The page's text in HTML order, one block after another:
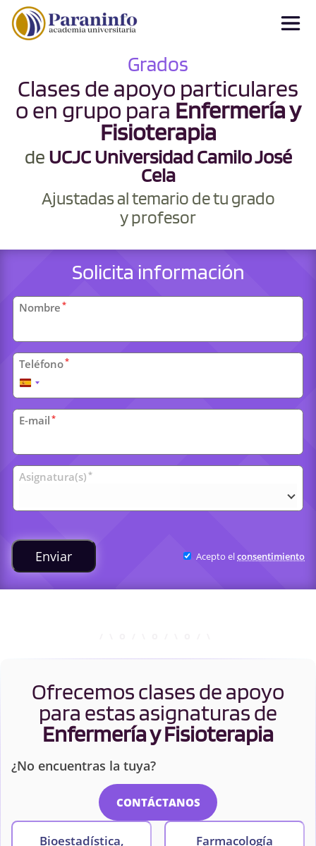
Grados
Clases de apoyo particulares
o en grupo para Enfermería y
Fisioterapia
de UCJC Universidad Camilo José
Cela
Ajustadas al temario de tu grado
y profesor
Solicita información
Datos
personales
Nombre *
Teléfono*
España
+34
E-mail *
Clases
universitarias
Asignatura(s) *
Enviar Acepto elconsentimiento
Ofrecemos clases de apoyo
para estas asignaturas de
Enfermería y Fisioterapia
¿No encuentras la tuya?
CONTÁCTANOS
Bioestadística,
Farmacología